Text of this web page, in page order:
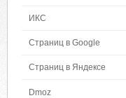
ИКС
Страниц в Google
Страниц в Яндексе
Dmoz